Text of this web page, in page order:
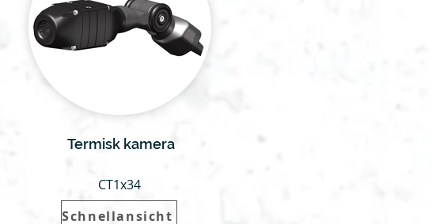
Termisk kamera
CT1x34
Schnellansicht